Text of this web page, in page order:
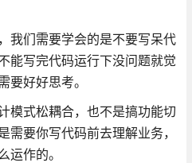
我们需要学会的是不要写呆代
能写完代码运行下没问题就觉
要好好思考。
模式松耦合，也不是搞功能切
需要你写代码前去理解业务，
运作的。